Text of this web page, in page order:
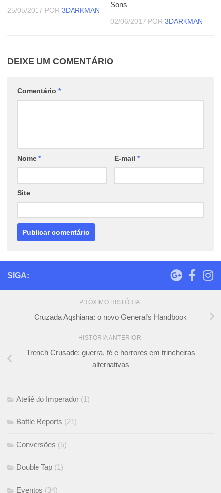
25/05/2017 POR 3DARKMAN
Sons
02/06/2017 POR 3DARKMAN
DEIXE UM COMENTÁRIO
Comentário *
Nome * E-mail *
Site
SIGA:
PRÓXIMO HISTÓRIA
Cruzada Aqshiana: o novo General’s Handbook
HISTÓRIA ANTERIOR
Trench Crusade: guerra, fé e horrores em trincheiras
alternativas
Ateliê do Imperador (1)
Battle Reports (21)
Conversões (5)
Double Tap (1)
Eventos (34)